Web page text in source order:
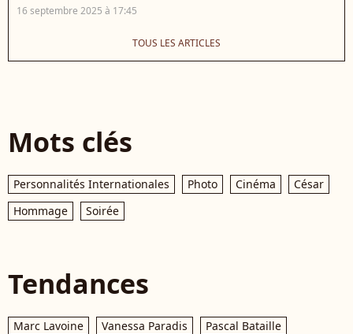
16 septembre 2025 à 17:45
TOUS LES ARTICLES
Mots clés
Personnalités Internationales Photo Cinéma
César
Hommage
Soirée
Tendances
Marc Lavoine Vanessa Paradis
Pascal Bataille